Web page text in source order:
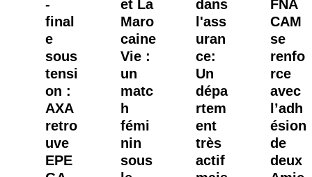
-
final
e
sous
tensi
on :
AXA
retro
uve
EPE
et La
Maro
caine
Vie :
un
matc
h
fémi
nin
sous
dans
l'ass
uran
ce:
Un
dépa
rtem
ent
très
actif
FNA
CAM
se
renfo
rce
avec
l’adh
ésion
de
deux